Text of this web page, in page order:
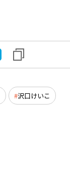
沢口けいこ